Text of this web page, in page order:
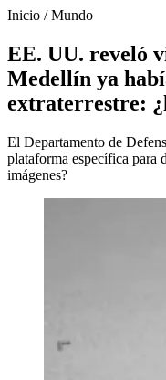
Inicio /Mundo
EE. UU. reveló
Medellín ya
extraterrestre:
El Departamento de
plataforma específica para
imágenes?